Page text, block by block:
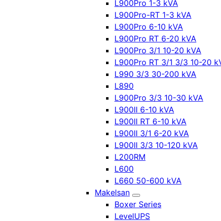
L900Pro 1-3 kVA
L900Pro-RT 1-3 kVA
L900Pro 6-10 kVA
L900Pro RT 6-20 kVA
L900Pro 3/1 10-20 kVA
L900Pro RT 3/1 3/3 10-20
L990 3/3 30-200 kVA
L890
L900Pro 3/3 10-30 kVA
L900II 6-10 kVA
L900II RT 6-10 kVA
L900II 3/1 6-20 kVA
L900II 3/3 10-120 kVA
L200RM
L600
L660 50-600 kVA
Makelsan
Boxer Series
LevelUPS